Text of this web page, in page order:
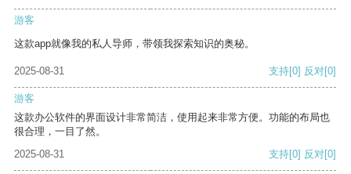
游客
这款app就像我的私人导师，带领我探索知识的奥秘。
2025-08-31 支持[0] 反对[0]
游客
这款办公软件的界面设计非常简洁，使用起来非常方便。功能的布局也
很合理，一目了然。
2025-08-31
支持[0] 反对[0]